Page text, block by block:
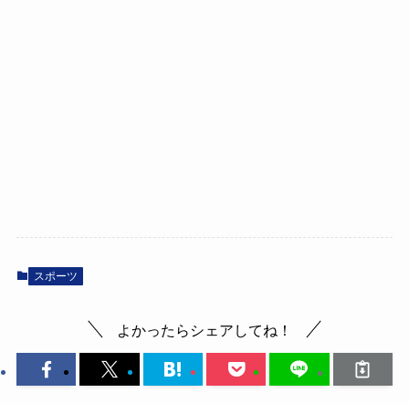
スポーツ
よかったらシェアしてね！